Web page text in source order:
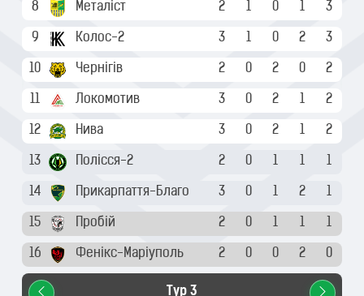
8 Металіст 2 1 0 1 3
9 Колос-2 3 1 0 2 3
10 Чернігів 2 0 2 0 2
11 Локомотив 3 0 2 1 2
12 Нива 3 0 2 1 2
13 Полісся-2 2 0 1 1 1
14 Прикарпаття-Благо 3 0 1 2 1
15 Пробій 2 0 1 1 1
16 Фенікс-Маріуполь 2 0 0 2 0
Тур 3